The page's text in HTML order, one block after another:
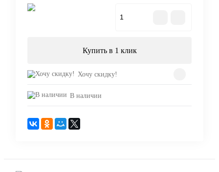
Купить в 1 клик
Хочу скидку!
В наличии